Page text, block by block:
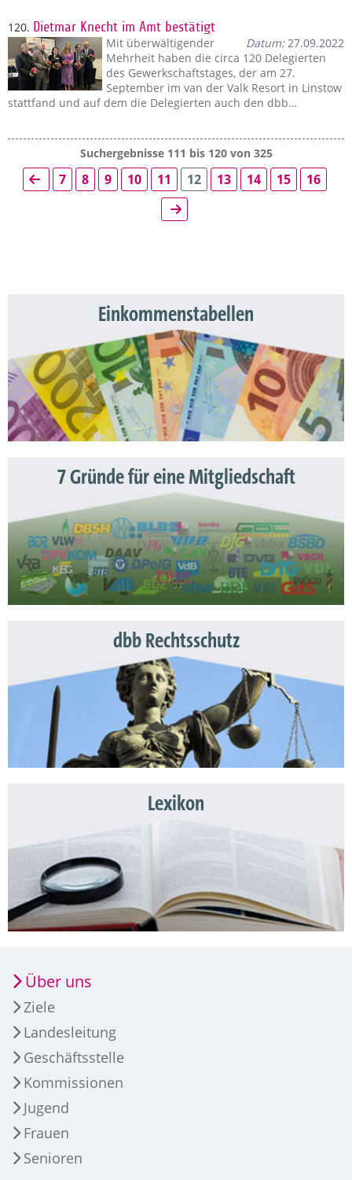
120. Dietmar Knecht im Amt bestätigt
Datum:27.09.2022
Mit überwältigender
Mehrheit haben die circa 120 Delegierten
des Gewerkschaftstages, der am 27.
September im van der Valk Resort in Linstow
stattfand und auf dem die Delegierten auch den dbb…
Suchergebnisse 111 bis 120 von 325
7 8 9 10 11 12 13 14 15 16
Einkommenstabellen
7 Gründe für eine Mitgliedschaft
dbb Rechtsschutz
Lexikon
Über uns
Ziele
Landesleitung
Geschäftsstelle
Kommissionen
Jugend
Frauen
Senioren